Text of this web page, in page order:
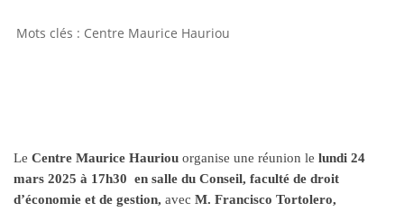
Centre Maurice Hauriou
Le Centre Maurice Hauriou organise une réunion le lundi 24
mars 2025 à 17h30 en salle du Conseil, faculté de droit
d’économie et de gestion, avec M. Francisco Tortolero,